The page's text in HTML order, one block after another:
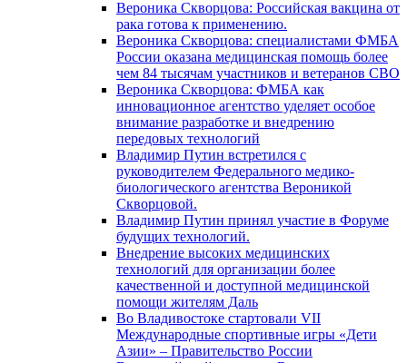
Вероника Скворцова: Российская вакцина от
рака готова к применению.
Вероника Скворцова: специалистами ФМБА
России оказана медицинская помощь более
чем 84 тысячам участников и ветеранов СВО
Вероника Скворцова: ФМБА как
инновационное агентство уделяет особое
внимание разработке и внедрению
передовых технологий
Владимир Путин встретился с
руководителем Федерального медико-
биологического агентства Вероникой
Скворцовой.
Владимир Путин принял участие в Форуме
будущих технологий.
Внедрение высоких медицинских
технологий для организации более
качественной и доступной медицинской
помощи жителям Даль
Во Владивостоке стартовали VII
Международные спортивные игры «Дети
Азии» – Правительство России